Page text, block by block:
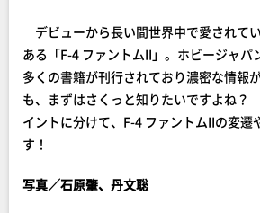
デビューから長い間世界中で愛されて
ある「F-4 ファントムII」。ホビージャパ
多くの書籍が刊行されており濃密な情報
も、まずはさくっと知りたいですよね
イントに分けて、F-4 ファントムIIの変遷
す！
写真／石原肇、丹文聡